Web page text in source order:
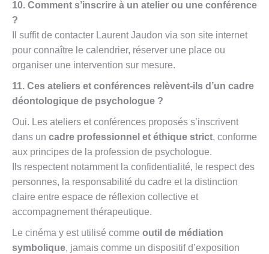
10. Comment s’inscrire à un atelier ou une conférence
?
Il suffit de contacter Laurent Jaudon via son site internet
pour connaître le calendrier, réserver une place ou
organiser une intervention sur mesure.
11. Ces ateliers et conférences relèvent-ils d’un cadre
déontologique de psychologue ?
Oui. Les ateliers et conférences proposés s’inscrivent
dans un cadre professionnel et éthique strict, conforme
aux principes de la profession de psychologue.
Ils respectent notamment la confidentialité, le respect des
personnes, la responsabilité du cadre et la distinction
claire entre espace de réflexion collective et
accompagnement thérapeutique.
Le cinéma y est utilisé comme outil de médiation
symbolique, jamais comme un dispositif d’exposition